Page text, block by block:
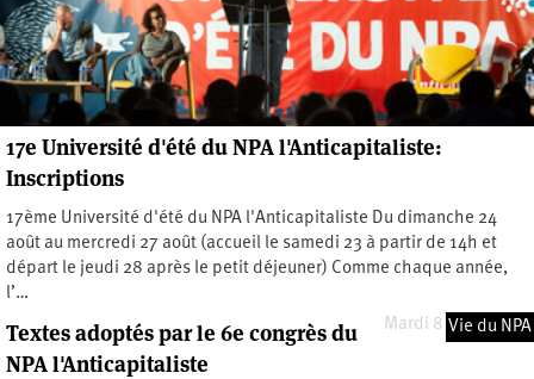
17e Université d'été du NPA l'Anticapitaliste:
Inscriptions
17ème Université d'été du NPA l'Anticapitaliste Du dimanche 24
août au mercredi 27 août (accueil le samedi 23 à partir de 14h et
départ le jeudi 28 après le petit déjeuner) Comme chaque année,
l’…
Mardi 8 juillet 2025
Vie du NPA
Textes adoptés par le 6e congrès du
NPA l'Anticapitaliste